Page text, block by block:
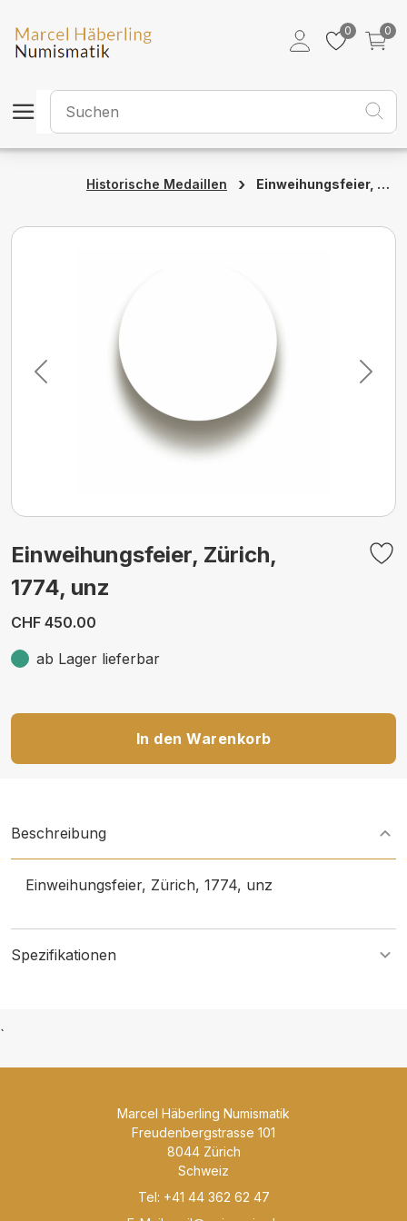
0
0
Historische Medaillen › Einweihungsfeier, Zürich, 1774, unz
Previous Next
Einweihungsfeier, Zürich,
1774, unz
CHF 450.00
ab Lager lieferbar
In den Warenkorb
Beschreibung
Einweihungsfeier, Zürich, 1774, unz
Spezifikationen
`
Marcel Häberling Numismatik
Freudenbergstrasse 101
8044 Zürich
Schweiz
Tel: +41 44 362 62 47